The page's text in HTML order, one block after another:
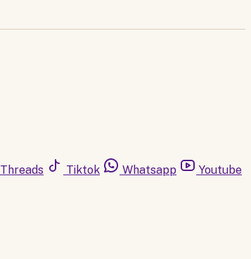
Threads Tiktok Whatsapp Youtube